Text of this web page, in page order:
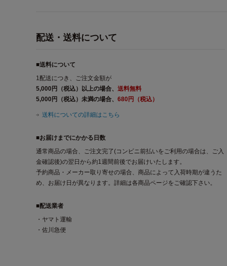
配送・送料について
■送料について
1配送につき、ご注文金額が
5,000円（税込）以上の場合、 送料無料
5,000円（税込）未満の場合、 680円（税込）
送料についての詳細はこちら
■お届けまでにかかる日数
通常商品の場合、ご注文完了(コンビニ前払いをご利用の場合は、ご入
金確認後)の翌日から約1週間前後でお届けいたします。
予約商品・メーカー取り寄せの場合、商品によって入荷時期が違うた
め、お届け日が異なります。詳細は各商品ページをご確認下さい。
■配送業者
・ヤマト運輸
・佐川急便